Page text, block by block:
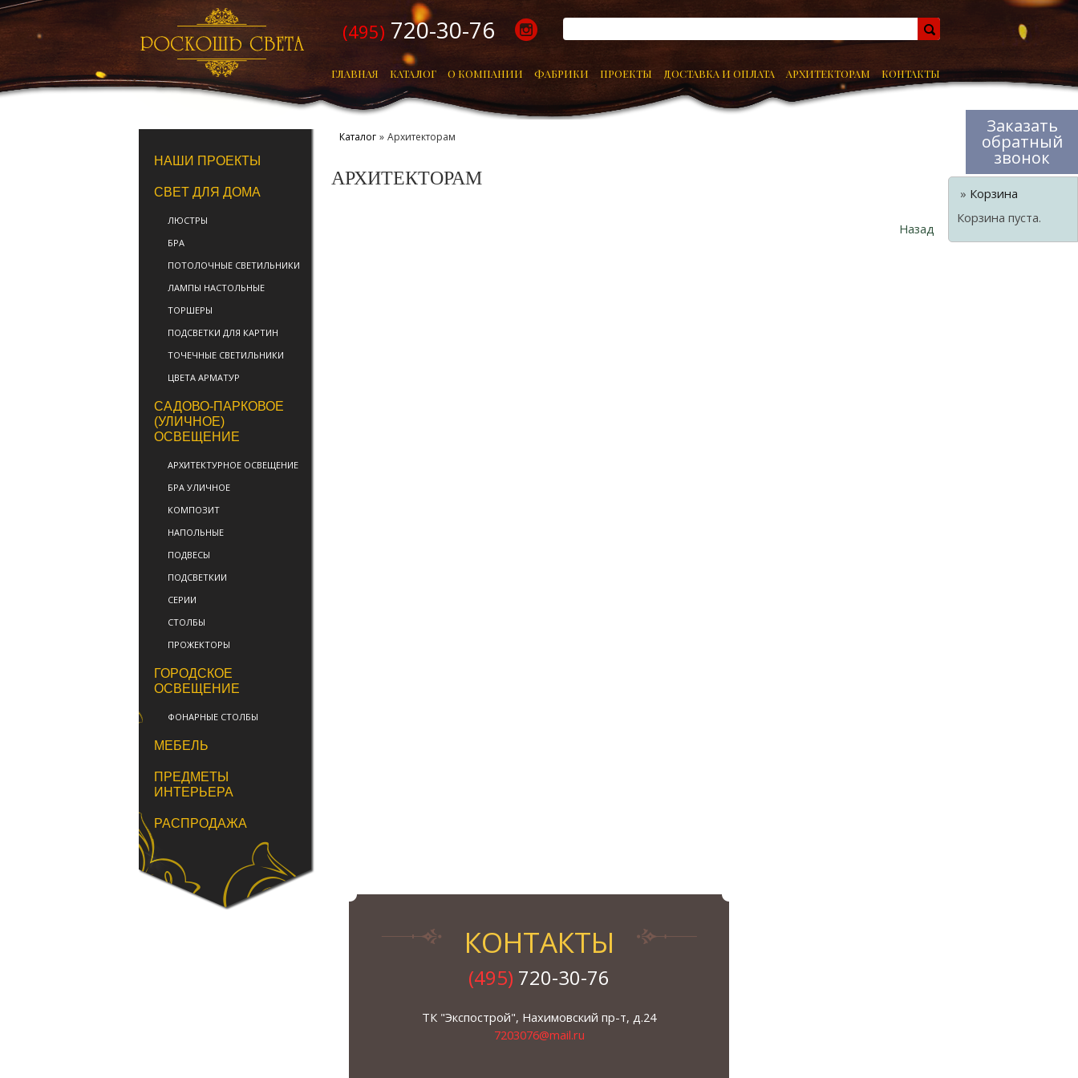
Заказать
обратный
звонок
ГЛАВНАЯ КАТАЛОГ О КОМПАНИИ ФАБРИКИ ПРОЕКТЫ ДОСТАВКА И ОПЛАТА АРХИТЕКТОРАМ КОНТАКТЫ
(495) 720-30-76
НАШИ ПРОЕКТЫ
СВЕТ ДЛЯ ДОМА
ЛЮСТРЫ
БРА
ПОТОЛОЧНЫЕ СВЕТИЛЬНИКИ
ЛАМПЫ НАСТОЛЬНЫЕ
ТОРШЕРЫ
ПОДСВЕТКИ ДЛЯ КАРТИН
ТОЧЕЧНЫЕ СВЕТИЛЬНИКИ
ЦВЕТА АРМАТУР
САДОВО-ПАРКОВОЕ
(УЛИЧНОЕ)
ОСВЕЩЕНИЕ
АРХИТЕКТУРНОЕ ОСВЕЩЕНИЕ
БРА УЛИЧНОЕ
КОМПОЗИТ
НАПОЛЬНЫЕ
ПОДВЕСЫ
ПОДСВЕТКИИ
СЕРИИ
СТОЛБЫ
ПРОЖЕКТОРЫ
ГОРОДСКОЕ
ОСВЕЩЕНИЕ
ФОНАРНЫЕ СТОЛБЫ
МЕБЕЛЬ
ПРЕДМЕТЫ
ИНТЕРЬЕРА
РАСПРОДАЖА
» Корзина
Корзина пуста.
Каталог » Архитекторам
АРХИТЕКТОРАМ
Назад
КОНТАКТЫ
(495) 720-30-76
ТК "Экспострой", Нахимовский пр-т, д.24
7203076@mail.ru